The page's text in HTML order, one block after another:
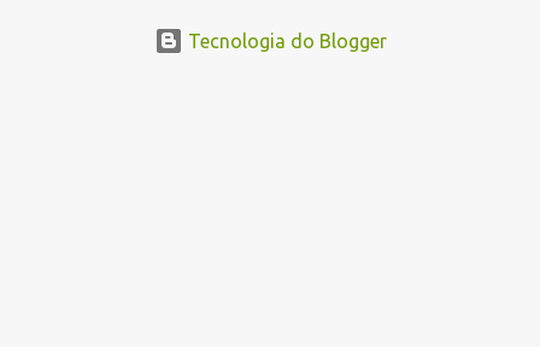
Tecnologia do Blogger